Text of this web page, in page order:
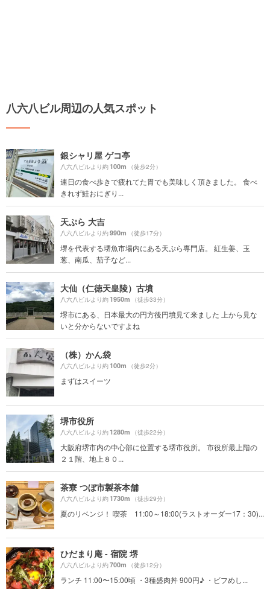
八六八ビル周辺の人気スポット
銀シャリ屋 ゲコ亭
八六八ビルより約100m （徒歩2分）
連日の食べ歩きで疲れてた胃でも美味しく頂きました。 食べ
きれず鮭おにぎり...
天ぷら 大吉
八六八ビルより約990m （徒歩17分）
堺を代表する堺魚市場内にある天ぷら専門店。 紅生姜、玉
葱、南瓜、茄子など...
大仙（仁徳天皇陵）古墳
八六八ビルより約1950m （徒歩33分）
堺市にある、日本最大の円方後円墳見て来ました 上から見な
いと分からないですよね
（株）かん袋
八六八ビルより約100m （徒歩2分）
まずはスイーツ
堺市役所
八六八ビルより約1280m （徒歩22分）
大阪府堺市内の中心部に位置する堺市役所。 市役所最上階の
２１階、地上８０...
茶寮 つぼ市製茶本舗
八六八ビルより約1730m （徒歩29分）
夏のリベンジ！ 喫茶 11:00～18:00(ラストオーダー17：30)...
ひだまり庵 - 宿院 堺
八六八ビルより約700m （徒歩12分）
ランチ 11:00〜15:00頃 ・3種盛肉丼 900円♪ ・ビフめし...